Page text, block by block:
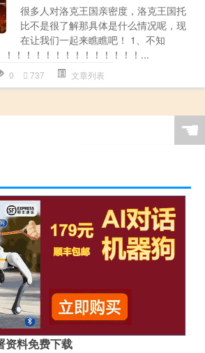
很多人对洛克王国亲密度，洛克王国托
比不是很了解那具体是什么情况呢，现
在让我们一起来瞧瞧吧！ 1、不知
！！！！！！！！！！！！！...
0 737 文章列表
☚
资料免费下载